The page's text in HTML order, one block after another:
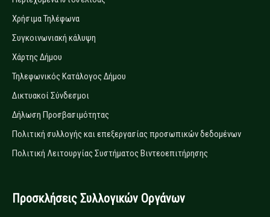
Χρήσιμα Τηλέφωνα
Συγκοινωνιακή κάλυψη
Χάρτης Δήμου
Τηλεφωνικός Κατάλογος Δήμου
Δικτυακοί Σύνδεσμοι
Δήλωση Προσβασιμότητας
Πολιτική συλλογής και επεξεργασίας προσωπικών δεδομένων
Πολιτική Λειτουργίας Συστήματος Βιντεοεπιτήρησης
Προσκλήσεις Συλλογικών Οργάνων